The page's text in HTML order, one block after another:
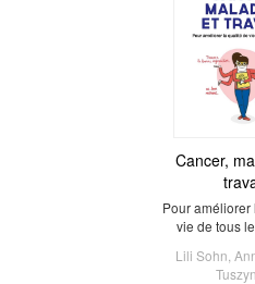
Cancer,
Pour
vie de tous
Lili Sohn